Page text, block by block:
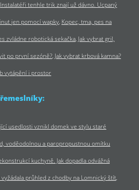
Instalatéři tenhle trik znají už dávno. Ucpaný
jen pomocí wapky Kopec, tma, pes na
zvládne robotická sekačka Jak vybrat gril,
po první sezóně? Jak vybrat krbová kamna?
vytápění i prostor
usedlosti vznikl domek ve stylu staré
voděodolnou a paropropustnou omítku
kuchyně. Jak dopadla odvážná
vyžádala průhled z chodby na Lomnický štít